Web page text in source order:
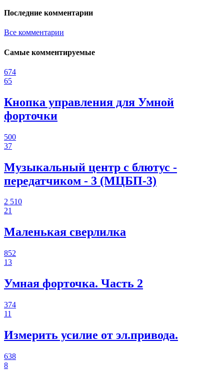
Последние комментарии
Все комментарии
Самые комментируемые
674
65
Кнопка управления для Умной
форточки
500
37
Музыкальный центр с блютус -
передатчиком - 3 (МЦБП-3)
2 510
21
Маленькая сверлилка
852
13
Умная форточка. Часть 2
374
11
Измерить усилие от эл.привода.
638
8